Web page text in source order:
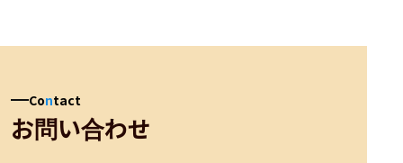
Contact
お問い合わせ